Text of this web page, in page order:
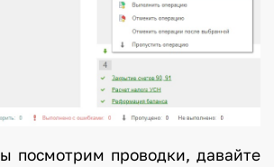
посмотрим проводки, давайте